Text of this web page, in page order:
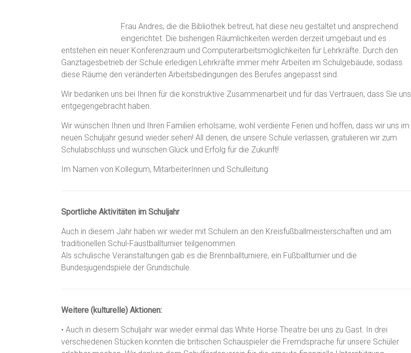
Frau Andres, die die Bibliothek betreut, hat diese neu gestaltet und ansprechend
eingerichtet. Die bisherigen Räumlichkeiten werden derzeit umgebaut und es
entstehen ein neuer Konferenzraum und Computerarbeitsmöglichkeiten für Lehrkräfte. Durch den
Ganztagesbetrieb der Schule erledigen Lehrkräfte immer mehr Arbeiten im Schulgebäude, sodass
diese Räume den veränderten Arbeitsbedingungen des Berufes angepasst sind.
Wir bedanken uns bei Ihnen für die konstruktive Zusammenarbeit und für das Vertrauen, dass Sie uns
entgegengebracht haben.
Wir wünschen Ihnen und Ihren Familien erholsame, wohl verdiente Ferien und hoffen, dass wir uns im
neuen Schuljahr gesund wieder sehen! All denen, die unsere Schule verlassen, gratulieren wir zum
Schulabschluss und wünschen Glück und Erfolg für die Zukunft!
Im Namen von Kollegium, MitarbeiterInnen und Schulleitung
Sportliche Aktivitäten im Schuljahr
Auch in diesem Jahr haben wir wieder mit Schülern an den Kreisfußballmeisterschaften und am
traditionellen Schul-Faustballturnier teilgenommen.
Als schulische Veranstaltungen gab es die Brennballturniere, ein Fußballturnier und die
Bundesjugendspiele der Grundschule.
Weitere (kulturelle) Aktionen:
• Auch in diesem Schuljahr war wieder einmal das White Horse Theatre bei uns zu Gast. In drei
verschiedenen Stücken konnten die britischen Schauspieler die Fremdsprache für unsere Schüler